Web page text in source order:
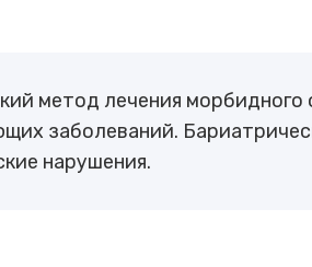
метод лечения
заболеваний.
нарушения.